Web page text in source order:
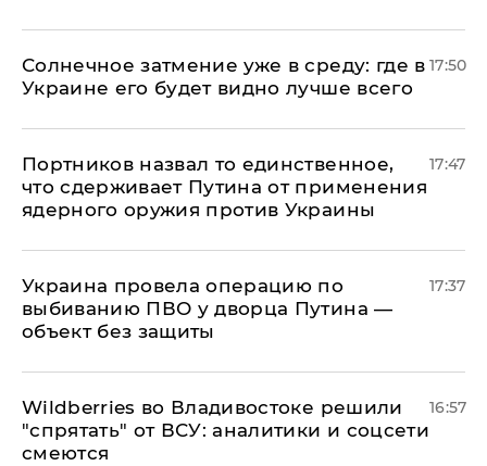
​Солнечное затмение уже в среду: где в
Украине его будет видно лучше всего
17:50
Портников назвал то единственное,
что сдерживает Путина от применения
ядерного оружия против Украины
17:47
Украина провела операцию по
выбиванию ПВО у дворца Путина —
объект без защиты
17:37
Wildberries во Владивостоке решили
"спрятать" от ВСУ: аналитики и соцсети
смеются
16:57